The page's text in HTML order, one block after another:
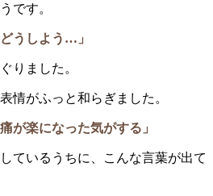
です。
うしよう…」
りました。
情がふっと和らぎました。
が楽になった気がする」
ているうちに、こんな言葉が出て